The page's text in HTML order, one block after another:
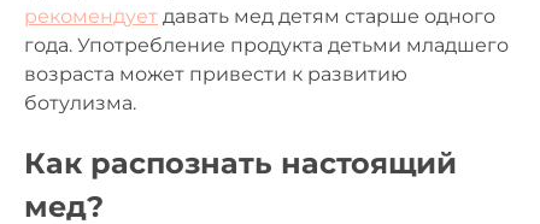
рекомендует давать мед детям старше одного
года. Употребление продукта детьми младшего
возраста может привести к развитию
ботулизма.
Как распознать настоящий
мед?